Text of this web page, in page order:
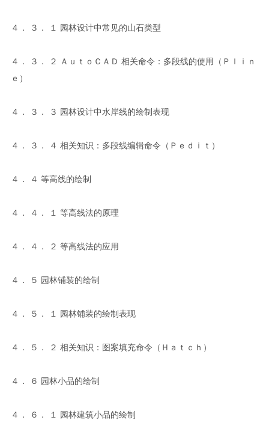
４． ３． １ 园林设计中常见的山石类型
４． ３． ２ ＡｕｔｏＣＡＤ 相关命令：多段线的使用（Ｐｌｉｎ
ｅ）
４． ３． ３ 园林设计中水岸线的绘制表现
４． ３． ４ 相关知识：多段线编辑命令（Ｐｅｄｉｔ）
４． ４ 等高线的绘制
４． ４． １ 等高线法的原理
４． ４． ２ 等高线法的应用
４． ５ 园林铺装的绘制
４． ５． １ 园林铺装的绘制表现
４． ５． ２ 相关知识：图案填充命令（Ｈａｔｃｈ）
４． ６ 园林小品的绘制
４． ６． １ 园林建筑小品的绘制